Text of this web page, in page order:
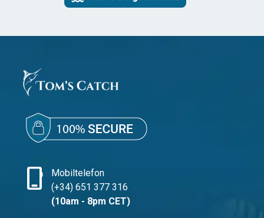
phone_iphone
Mobiltelefon
(+34) 651 377 316
(10am - 8pm CET)